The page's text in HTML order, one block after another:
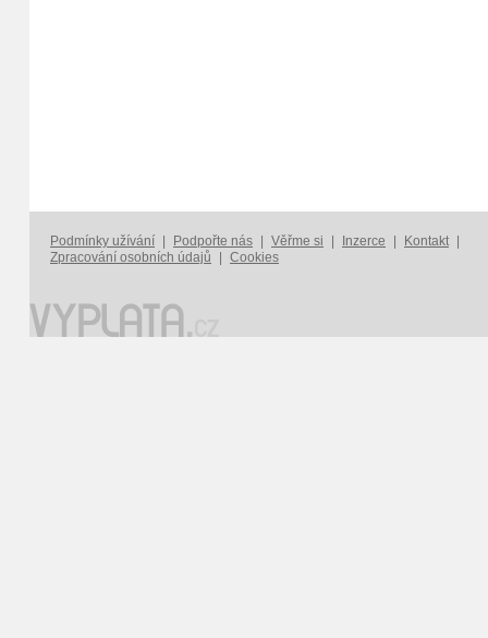
Podmínky užívání Podpořte nás Věřme si Inzerce Kontakt
Zpracování osobních údajů
Cookies